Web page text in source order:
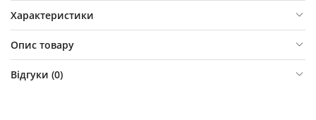
Характеристики
Опис товару
Відгуки (0)